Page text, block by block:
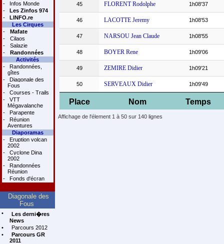
-
Infos Monde
-
Les Zinfos 974
-
LINFO.re
Les Cirques
-
Mafate
-
Cilaos
-
Salazie
-
Randonnées
Activités
-
Randonnées,
gîtes
-
Diagonale des
Fous
-
Courses - Trails
-
VTT
Mégavalanche
-
Parapente
-
Réunion
Aventures
Diaporamas
-
Eruption volcan
2002
-
Cyclone Dina
2002
-
Randonnées
Réunion
-
Fonds d'écran
Diagonale des
Fous
•
Les derni�res
News
•
Parcours 2012
•
Parcours GR
2011
Place Nom Temps
45 FLORENT Rodolphe 1h08'37
46 LACOTTE Jeremy 1h08'53
47 NARSOU Jean Claude 1h08'55
48 BOYER Rene 1h09'06
49 ZEMIRE Didier 1h09'21
50 SERVEAUX Didier 1h09'49
Affichage de l'élement 1 à 50 sur 140 lignes